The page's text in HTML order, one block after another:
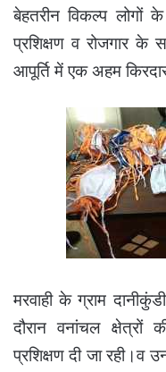
बेहतरीन विकल्प लोगों
प्रशिक्षण व रोजगार
आपूर्ति में एक अहम
मरवाही के ग्राम
दौरान वनांचल क्षेत्रों
प्रशिक्षण दी जा रही।व